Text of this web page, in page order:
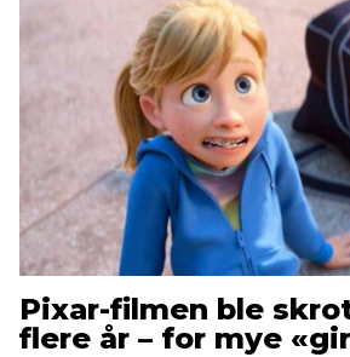
Pixar-filmen ble
flere år – for mye